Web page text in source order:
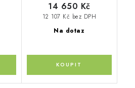
Na dotaz
12 107 Kč bez DPH
14 650 Kč